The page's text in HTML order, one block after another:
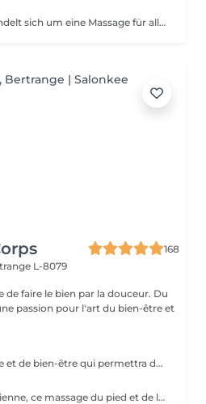
Details zur Massage: Es handelt sich um eine Massage für alle. Sie beinhaltet: Rückenmassage, Beinmassage Kopf-, Schulter-, Nacken- und Handmassage.
168
L-8079
faire le bien par la douceur. Du
passion pour l'art du bien-être et
Véritable source de détente et de bien-être qui permettra de retirer les noeuds musculaires tout en favorisant un état intense de relaxation, des pieds à la tête ou selon vos besoins et envie. Un moment de lâcher prise pour le corps et l'esprit.
Pratiqué dans la Chine ancienne, ce massage du pied et de la voûte plantaire utilise le processus d'auto-guérison. Il soulage, énergise et harmonise le corps par des pressions localisées sur les pieds. Un massage qui fait écho dans le corps entier.